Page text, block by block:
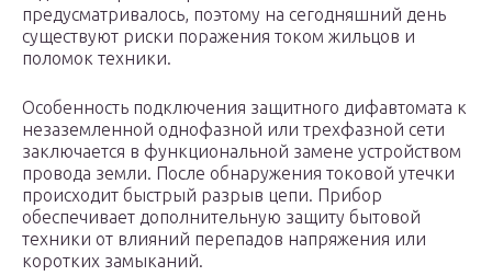
предусматривалось, поэтому на сегодняшний день
существуют риски поражения током жильцов и
поломок техники.
Особенность подключения защитного дифавтомата к
незаземленной однофазной или трехфазной сети
заключается в функциональной замене устройством
провода земли. После обнаружения токовой утечки
происходит быстрый разрыв цепи. Прибор
обеспечивает дополнительную защиту бытовой
техники от влияний перепадов напряжения или
коротких замыканий.